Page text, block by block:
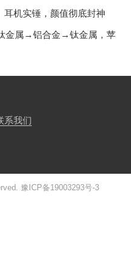
机实锤，颜值彻底封神
金属→铝合金→钛金属，苹
系我们
豫ICP备19003293号-3